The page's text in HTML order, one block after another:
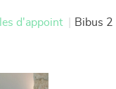
d'appoint Bibus 2